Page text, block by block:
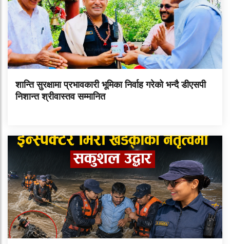
शान्ति सुरक्षामा प्रभावकारी भूमिका निर्वाह गरेको भन्दै डीएसपी
निशान्त श्रीवास्तव सम्मानित